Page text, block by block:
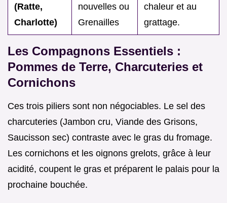
(Ratte,
Charlotte)
nouvelles ou
Grenailles
chaleur et au
grattage.
Les Compagnons Essentiels :
Pommes de Terre, Charcuteries et
Cornichons
Ces trois piliers sont non négociables. Le sel des
charcuteries (Jambon cru, Viande des Grisons,
Saucisson sec) contraste avec le gras du fromage.
Les cornichons et les oignons grelots, grâce à leur
acidité, coupent le gras et préparent le palais pour la
prochaine bouchée.